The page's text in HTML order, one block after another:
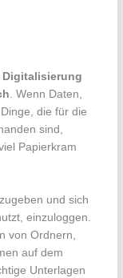
. Wenn Daten,
die für die
sind,
Papierkram
und sich
einzuloggen.
von Ordnern,
auf dem
Unterlagen